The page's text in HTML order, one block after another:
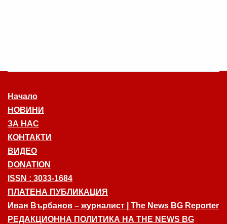
Начало
НОВИНИ
ЗА НАС
КОНТАКТИ
ВИДЕО
DONATION
ISSN : 3033-1684
ПЛАТЕНА ПУБЛИКАЦИЯ
Иван Върбанов – журналист | The News BG Reporter
РЕДАКЦИОННА ПОЛИТИКА НА THE NEWS BG